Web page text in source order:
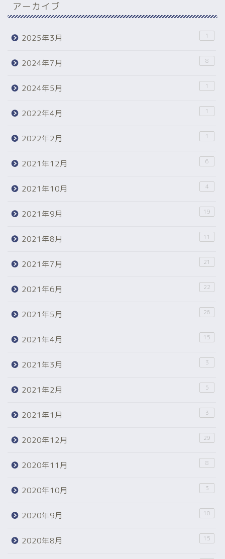
アーカイブ
2025年3月 1
2024年7月 8
2024年5月 1
2022年4月 1
2022年2月 1
2021年12月 6
2021年10月 4
2021年9月 19
2021年8月 11
2021年7月 21
2021年6月 22
2021年5月 26
2021年4月 15
2021年3月 3
2021年2月 5
2021年1月 3
2020年12月 29
2020年11月 8
2020年10月 3
2020年9月 10
2020年8月 15